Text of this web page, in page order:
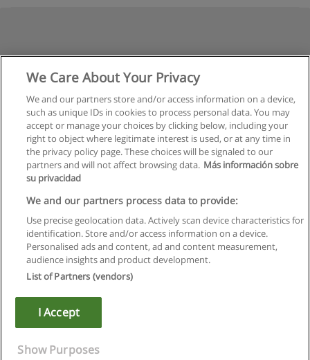
Regulamin
Polityka ochrony danych osobowych
Copyright © Educaedu Business S.L. - CIF : B-95610580: -
We Care About Your Privacy
We and our partners store and/or access information on a device,
such as unique IDs in cookies to process personal data. You may
accept or manage your choices by clicking below, including your
right to object where legitimate interest is used, or at any time in
the privacy policy page. These choices will be signaled to our
partners and will not affect browsing data. Más información sobre
su privacidad
We and our partners process data to provide:
Use precise geolocation data. Actively scan device characteristics for
identification. Store and/or access information on a device.
Personalised ads and content, ad and content measurement,
audience insights and product development.
List of Partners (vendors)
I Accept
Show Purposes